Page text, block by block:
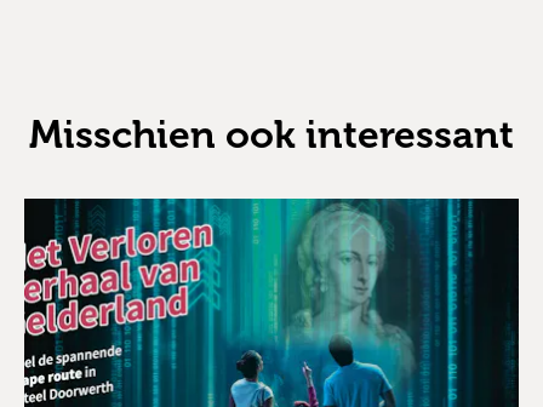
Misschien ook interessant